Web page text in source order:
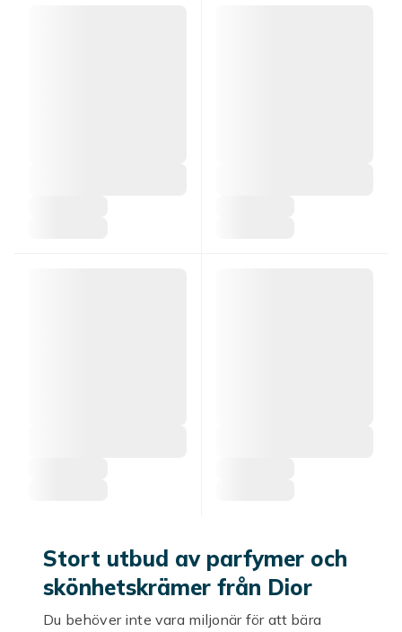
Stort utbud av parfymer och
skönhetskrämer från Dior
Du behöver inte vara miljonär för att bära